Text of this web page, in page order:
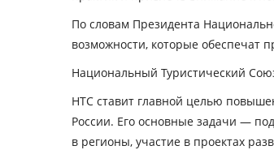
По словам Президента
возможности, которые обеспечат
Национальный Туристический
НТС ставит главной целью
России. Его основные задачи —
в регионы, участие в проектах